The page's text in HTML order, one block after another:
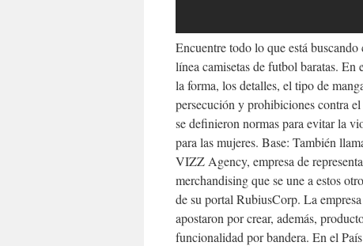
Encuentre todo lo que está
línea camisetas de futbol baratas. En
la forma, los detalles, el tipo de
persecución y prohibiciones contra
se definieron normas para evitar la
para las mujeres. Base: También
VIZZ Agency, empresa de
merchandising que se une a estos
de su portal RubiusCorp. La
apostaron por crear, además,
funcionalidad por bandera. En el